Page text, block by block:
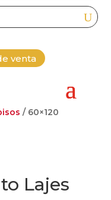
venta
/ 60×120
Lajes